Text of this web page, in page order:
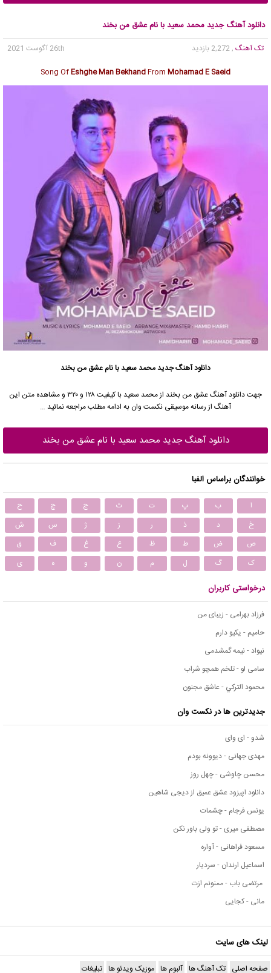
دانلود آهنگ جدید محمد سعید با نام عشق من بخند
تک آهنگ , 2,272 بازدید
26th آگوست 2021
Song OfEshghe Man BekhandFrom Mohamad E Saeid
دانلود آهنگ جدیدمحمد سعید با نام عشق من بخند
جهت دانلود آهنگ عشق من بخند از محمد سعید با کیفیت ۱۲۸ و ۳۲۰ و مشاهده متن این
آهنگ از رسانه موسیقی نکست وان به ادامه مطلب مراجعه نمائید …
دانلود آهنگ جدید محمد سعید با نام عشق من بخند
خوانندگان براساس الفبا
ا ب پ ت ث ج چ
ح
خ
د ذ ر ز ژ س
ش
ص
ض ط ظ ع غ ف
ق
ک
گ ل م ن و ه ی
درخواستی کاربران
فرزاد بهرامی - زیبای من
حامیم - یکیو دارم
نیواد - نیمه گمشدمی
سامی لو - تلخم همچو شراب
محمود التركي - عاشق مجنون
جدیدترین ها در نکست وان
شدو - ای وای
مهدی جهانی - دیوونه بودم
محسن چاوشی - چهل روز
دانلود اپیزود عشق عمیق از دیجی شاهین
یونس فرجام - چشمات
مصطفی میری - تو ولی باور نکن
مسعود فراهانی - آواره
اسماعیل ارندان - سردیار
مرتضی باب - ممنونم ازت
مانی - کجایی
لینک های سایت
صفحه اصلی تک آهنگ ها آلبوم ها موزیک ویدئو ها تبلیغات